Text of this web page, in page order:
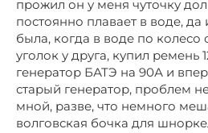
прожил он у меня чуточку
постоянно плавает в воде, да
была, когда в воде по
уголок у друга, купил ремень
генератор БАТЭ на 90А и
старый генератор, проблем
мной, разве, что немного
волговская бочка для